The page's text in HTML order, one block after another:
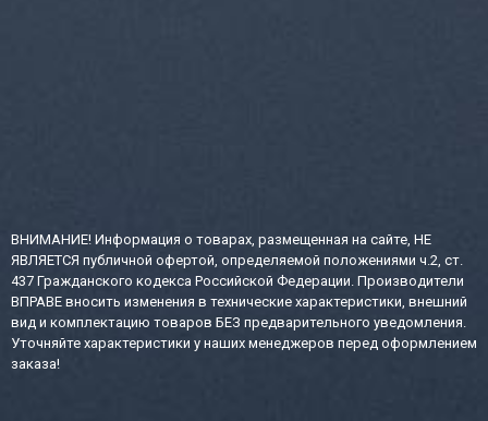
ВНИМАНИЕ! Информация о товарах, размещенная на сайте, НЕ
ЯВЛЯЕТСЯ публичной офертой, определяемой положениями ч.2, ст.
437 Гражданского кодекса Российской Федерации. Производители
ВПРАВЕ вносить изменения в технические характеристики, внешний
вид и комплектацию товаров БЕЗ предварительного уведомления.
Уточняйте характеристики у наших менеджеров перед оформлением
заказа!